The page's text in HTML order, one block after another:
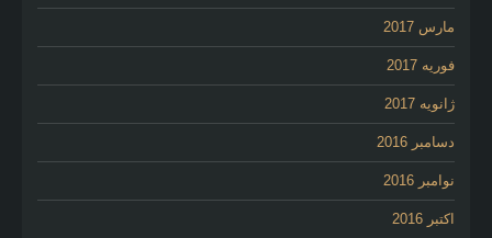
مارس 2017
فوریه 2017
ژانویه 2017
دسامبر 2016
نوامبر 2016
اکتبر 2016